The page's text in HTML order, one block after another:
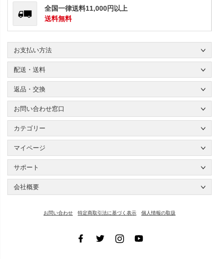
全国一律送料11,000円以上
送料無料
お支払い方法
配送・送料
返品・交換
お問い合わせ窓口
カテゴリー
マイページ
サポート
会社概要
お問い合わせ 特定商取引法に基づく表示 個人情報の取扱